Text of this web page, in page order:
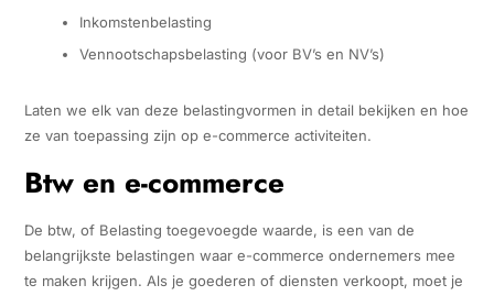
Inkomstenbelasting
Vennootschapsbelasting (voor BV’s en NV’s)
Laten we elk van deze belastingvormen in detail bekijken en hoe
ze van toepassing zijn op e-commerce activiteiten.
Btw en e-commerce
De btw, of Belasting toegevoegde waarde, is een van de
belangrijkste belastingen waar e-commerce ondernemers mee
te maken krijgen. Als je goederen of diensten verkoopt, moet je